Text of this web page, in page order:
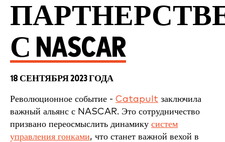
С NASCAR
18 СЕНТЯБРЯ 2023 ГОДА
Революционное событие - Catapult заключила
важный альянс с NASCAR. Это сотрудничество
призвано переосмыслить динамику систем
управления гонками, что станет важной вехой в